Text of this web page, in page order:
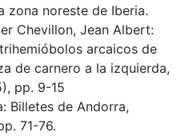
zona noreste de Iberia.
Chevillon, Jean Albert:
arcaicos de
de carnero a la izquierda,
pp. 9-15
Billetes de Andorra,
71-76.